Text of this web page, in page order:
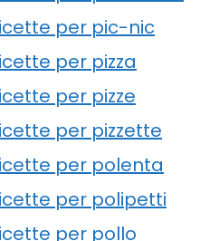
per pic-nic
per pizza
per pizze
per pizzette
per polenta
per polipetti
per pollo